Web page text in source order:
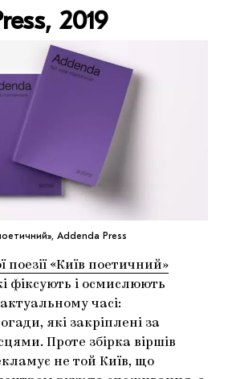
2019
Addenda Press
поезії «Київ поетичний»
фіксують і осмислюють
часі:
які закріплені за
Проте збірка віршів
не той Київ, що